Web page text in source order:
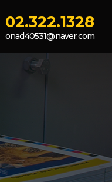
02.322.1328
onad40531@naver.com